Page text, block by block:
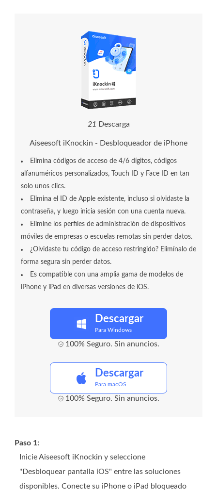
21 Descarga
Aiseesoft iKnockin - Desbloqueador de iPhone
Elimina códigos de acceso de 4/6 dígitos, códigos
alfanuméricos personalizados, Touch ID y Face ID en tan
solo unos clics.
Elimina el ID de Apple existente, incluso si olvidaste la
contraseña, y luego inicia sesión con una cuenta nueva.
Elimine los perfiles de administración de dispositivos
móviles de empresas o escuelas remotas sin perder datos.
¿Olvidaste tu código de acceso restringido? Elimínalo de
forma segura sin perder datos.
Es compatible con una amplia gama de modelos de
iPhone y iPad en diversas versiones de iOS.
Descargar
Para Windows
100% Seguro. Sin anuncios.
Descargar
Para macOS
100% Seguro. Sin anuncios.
Paso 1:
Inicie Aiseesoft iKnockin y seleccione
"Desbloquear pantalla iOS" entre las soluciones
disponibles. Conecte su iPhone o iPad bloqueado